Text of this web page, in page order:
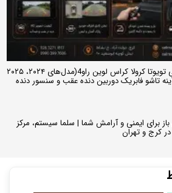
راهنمای جامع آپشن‌های تخصصی تویوتا کرولا کراس لوین راو4(مدل‌های ۲۰۲۴، ۲۰۲۵
۳۶۰ درجه تا آینه تاشو فابریک دوربین دنده عقب و سنسور دنده
چشمی باز برای ایمنی و آرامش شما | سلما سیستم، مرکز
کرج و تهران